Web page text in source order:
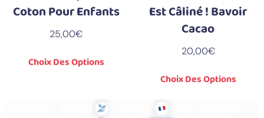
Coton Pour Enfants
25,00€
Choix Des Options
Est Câliné ! Bavoir
Cacao
20,00€
Choix Des Options